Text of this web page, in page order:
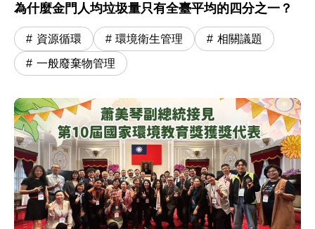
為什麼金門人均垃圾量只有全臺平均的四分之一？
資源循環 環境衛生管理 相關議題
一般廢棄物管理